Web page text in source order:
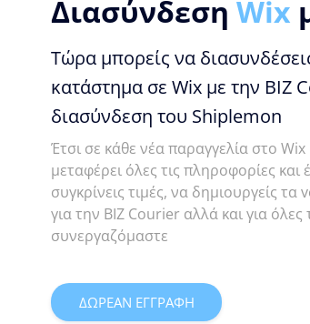
Διασύνδεση Wix
Τώρα μπορείς να
κατάστημα σε Wix με την BIZ
διασύνδεση του Shiplemon
Έτσι σε κάθε νέα παραγγελία στο
μεταφέρει όλες τις πληροφορίες
συγκρίνεις τιμές, να δημιουργείς
για την BIZ Courier αλλά και για όλες
συνεργαζόμαστε
ΔΩΡΕΑΝ ΕΓΓΡΑΦΗ